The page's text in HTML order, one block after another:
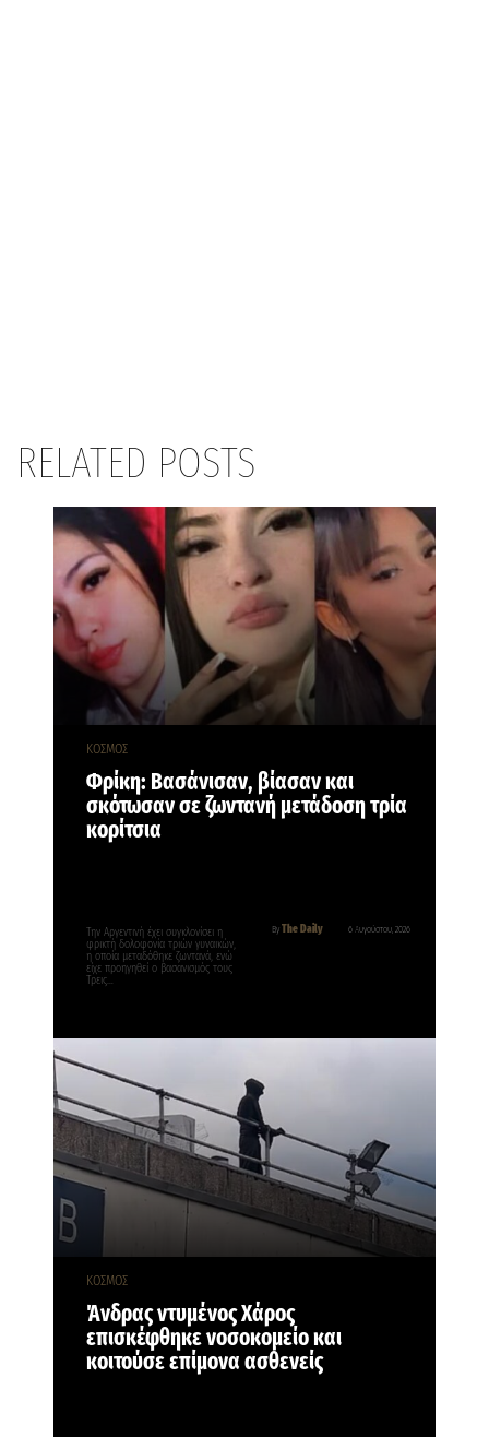
RELATED POSTS
ΚΟΣΜΟΣ
Φρίκη: Βασάνισαν, βίασαν και
σκότωσαν σε ζωντανή μετάδοση τρία
κορίτσια
By The Daily 6 Αυγούστου, 2026
Την Αργεντινή έχει συγκλονίσει η
φρικτή δολοφονία τριών γυναικών,
η οποία μεταδόθηκε ζωντανά, ενώ
είχε προηγηθεί ο βασανισμός τους
Τρεις…
ΚΟΣΜΟΣ
Άνδρας ντυμένος Χάρος
επισκέφθηκε νοσοκομείο και
κοιτούσε επίμονα ασθενείς